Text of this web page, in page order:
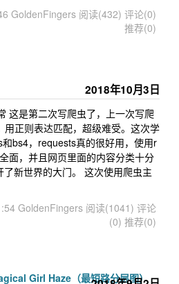
GoldenFingers 阅读(432) 评论(0)
推荐(0)
2018年10月3日
这是第二次写爬虫了，上一次写爬
用正则表达匹配，超级难受。这次学
bs4，requests真的很好用，使用r
面，并且网页里面的内容分类十分
新世界的大门。 这次使用爬虫主
GoldenFingers 阅读(1041) 评论
(0) 推荐(0)
Girl Haze（最短路分层图）